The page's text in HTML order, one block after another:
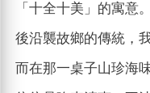
「十全十美」的寓意
後沿襲故鄉的傳統，
而在那一桌子山珍海